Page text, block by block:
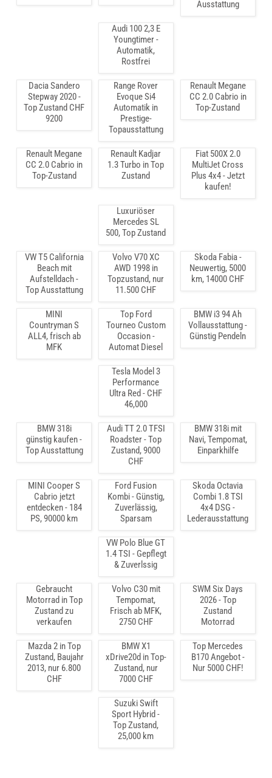
Ausstattung
Audi 100 2,3 E
Youngtimer -
Automatik,
Rostfrei
Dacia Sandero
Stepway 2020 -
Top Zustand CHF
9200
Range Rover
Evoque Si4
Automatik in
Prestige-
Topausstattung
Renault Megane
CC 2.0 Cabrio in
Top-Zustand
Renault Megane
CC 2.0 Cabrio in
Top-Zustand
Renault Kadjar
1.3 Turbo in Top
Zustand
Fiat 500X 2.0
MultiJet Cross
Plus 4x4 - Jetzt
kaufen!
Luxuriöser
Mercedes SL
500, Top Zustand
VW T5 California
Beach mit
Aufstelldach -
Top Ausstattung
Volvo V70 XC
AWD 1998 in
Topzustand, nur
11.500 CHF
Skoda Fabia -
Neuwertig, 5000
km, 14000 CHF
MINI
Countryman S
ALL4, frisch ab
MFK
Top Ford
Tourneo Custom
Occasion -
Automat Diesel
BMW i3 94 Ah
Vollausstattung -
Günstig Pendeln
Tesla Model 3
Performance
Ultra Red - CHF
46,000
BMW 318i
günstig kaufen -
Top Ausstattung
Audi TT 2.0 TFSI
Roadster - Top
Zustand, 9000
CHF
BMW 318i mit
Navi, Tempomat,
Einparkhilfe
MINI Cooper S
Cabrio jetzt
entdecken - 184
PS, 90000 km
Ford Fusion
Kombi - Günstig,
Zuverlässig,
Sparsam
Skoda Octavia
Combi 1.8 TSI
4x4 DSG -
Lederausstattung
VW Polo Blue GT
1.4 TSI - Gepflegt
& Zuverlssig
Gebraucht
Motorrad in Top
Zustand zu
verkaufen
Volvo C30 mit
Tempomat,
Frisch ab MFK,
2750 CHF
SWM Six Days
2026 - Top
Zustand
Motorrad
Mazda 2 in Top
Zustand, Baujahr
2013, nur 6.800
CHF
BMW X1
xDrive20d in Top-
Zustand, nur
7000 CHF
Top Mercedes
B170 Angebot -
Nur 5000 CHF!
Suzuki Swift
Sport Hybrid -
Top Zustand,
25,000 km